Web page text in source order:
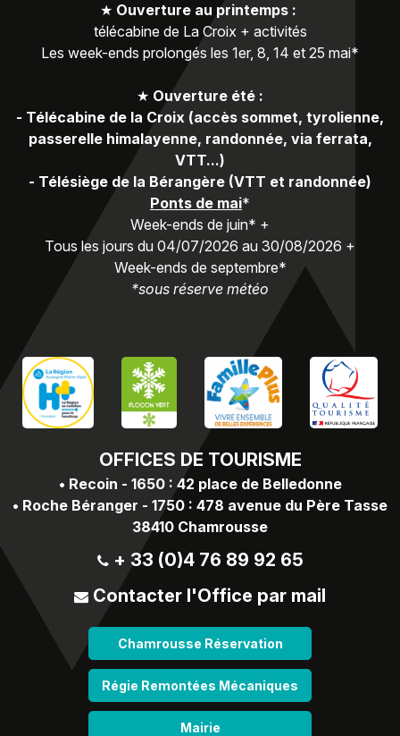
OFFICES DE TOURISME
• Recoin - 1650 : 42 place de Belledonne
• Roche Béranger - 1750 : 478 avenue du Père Tasse
38410 Chamrousse
+ 33 (0)4 76 89 92 65
Contacter l'Office par mail
Chamrousse Réservation
Régie Remontées Mécaniques
Mairie
★ Ouverture au printemps :
télécabine de La Croix + activités
Les week-ends prolongés les 1er, 8, 14 et 25 mai*
★ Ouverture été :
- Télécabine de la Croix (accès sommet, tyrolienne,
passerelle himalayenne, randonnée, via ferrata,
VTT...)
- Télésiège de la Bérangère (VTT et randonnée)
Ponts de mai*
Week-ends de juin* +
Tous les jours du 04/07/2026 au 30/08/2026 +
Week-ends de septembre*
*sous réserve météo